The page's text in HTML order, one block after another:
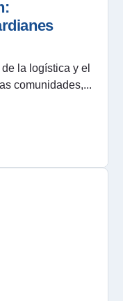
la logística y el
comunidades,...